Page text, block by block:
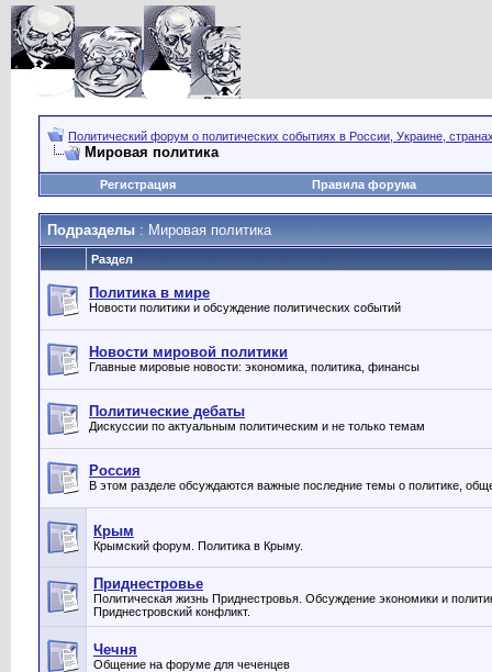
Политический форум о политических событиях в России, Украине,
Мировая политика
Регистрация Правила форума
Подразделы : Мировая политика
Раздел
Политика в мире
Новости политики и обсуждение политических событий
Новости мировой политики
Главные мировые новости: экономика, политика, финансы
Политические дебаты
Дискуссии по актуальным политическим и не только темам
Россия
В этом разделе обсуждаются важные последние темы о политике,
Крым
Крымский форум. Политика в Крыму.
Приднестровье
Политическая жизнь Приднестровья. Обсуждение экономики и
Приднестровский конфликт.
Чечня
Общение на форуме для чеченцев